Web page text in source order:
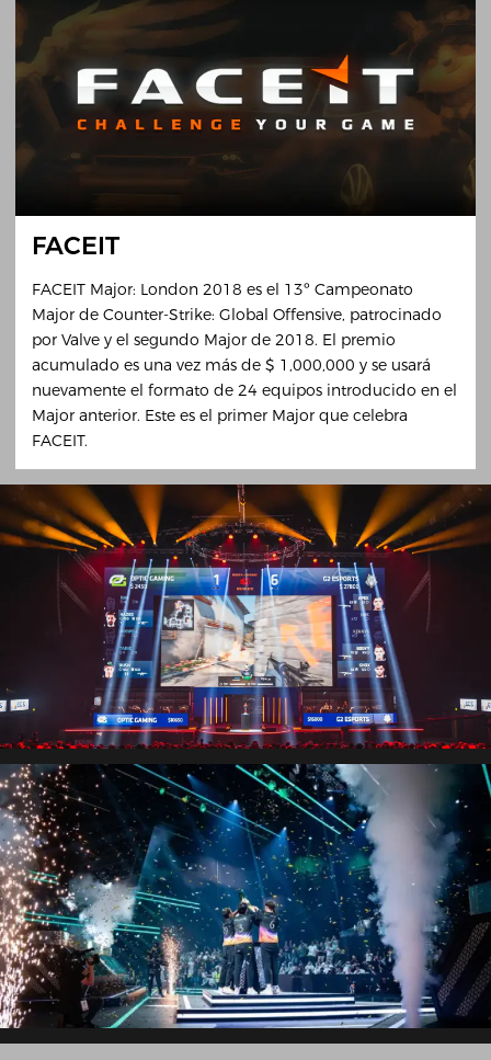
FACEIT
FACEIT Major: London 2018 es el 13º Campeonato
Major de Counter-Strike: Global Offensive, patrocinado
por Valve y el segundo Major de 2018. El premio
acumulado es una vez más de $ 1,000,000 y se usará
nuevamente el formato de 24 equipos introducido en el
Major anterior. Este es el primer Major que celebra
FACEIT.